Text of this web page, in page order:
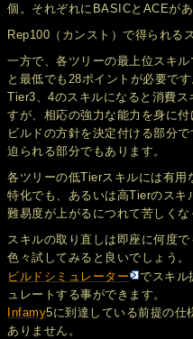
個。それぞれにBASICとACEが
Rep100（カンスト）で得られる
一方で、各ツリーの最上位スキ
と最低でも28ポイントが必要です
Tier3、4のスキルになると消費
すが、相応の強力な能力を身に付
ビルドの方針を決定付ける部分
迫られる部分でもあります。
各ツリーの低Tierスキルには有用
特化でも、あるいは高Tierのスキ
難易度が上がるにつれて苦しくな
スキルの取り直しは即座に何度
色々試してみると良いでしょう。
ビルドシミュレーター
でスキル
ュレートする事ができます。
Infamy5に到達している前提の仕
ありません。